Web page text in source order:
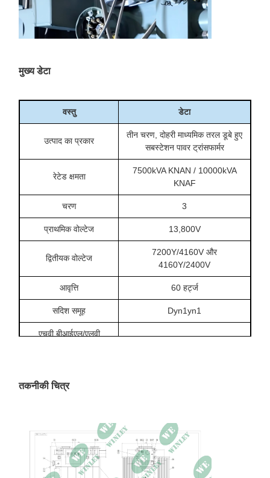
मुख्य डेटा
वस्तु डेटा
उत्पाद का प्रकार
तीन चरण, दोहरी माध्यमिक तरल डूबे हुए
सबस्टेशन पावर ट्रांसफार्मर
रेटेड क्षमता
7500kVA KNAN / 10000kVA
KNAF
चरण 3
प्राथमिक वोल्टेज 13,800V
द्वितीयक वोल्टेज
7200Y/4160V और
4160Y/2400V
आवृत्ति 60 हर्ट्ज
सदिश समूह Dyn1yn1
एचवी बीआईएल/एलवी
95kV/60kV
घुमावदार सामग्री
नो-लोड हानि 6128W
भार हानि 85°C पर 40610W
तकनीकी चित्र